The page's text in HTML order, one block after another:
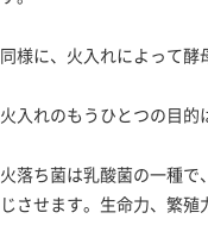
同様に、火入れによって酵
火入れのもうひとつの目的
火落ち菌は乳酸菌の一種で
じさせます。生命力、繁殖